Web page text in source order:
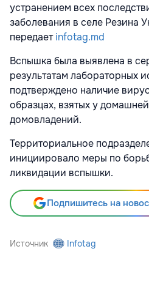
устранением всех
заболевания в селе Резина
передаетinfotag.md
Вспышка была выявлена в
результатам лабораторных
подтверждено наличие
образцах, взятых у
домовладений.
Территориальное
инициировало меры по
ликвидации вспышки.
Подпишитесь на
Источник Infotag